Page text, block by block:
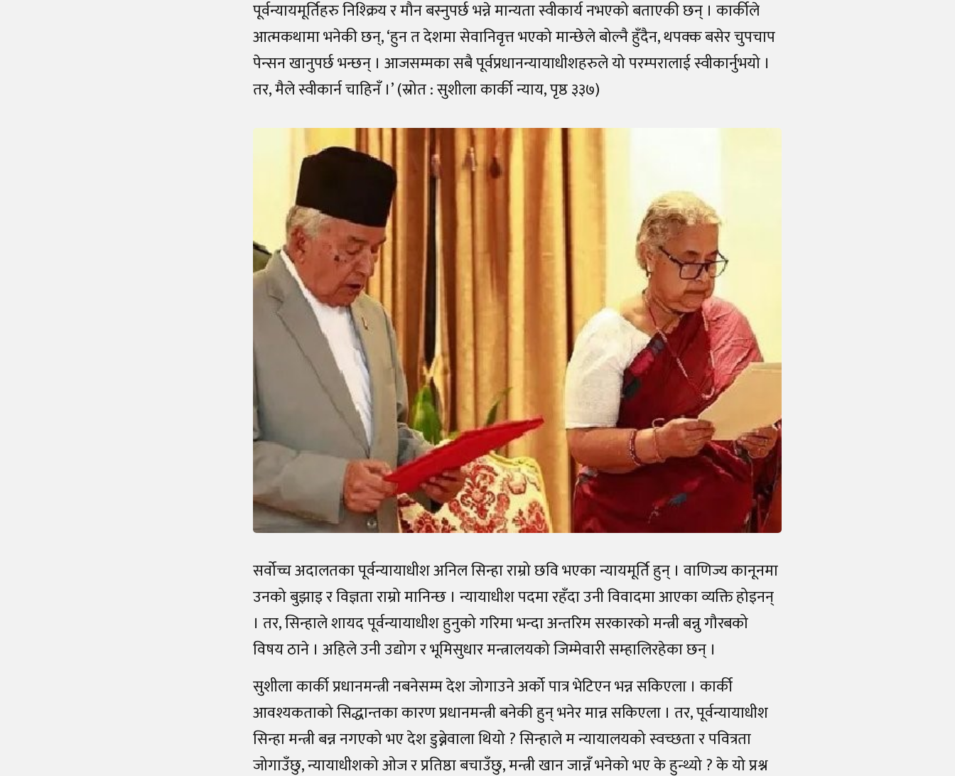
पूर्वन्यायमूर्तिहरु निश्क्रिय र मौन बस्नुपर्छ भन्ने मान्यता स्वीकार्य नभएको बताएकी छन् । कार्कीले
आत्मकथामा भनेकी छन्, ‘हुन त देशमा सेवानिवृत्त भएको मान्छेले बोल्नै हुँदैन, थपक्क बसेर चुपचाप
पेन्सन खानुपर्छ भन्छन् । आजसम्मका सबै पूर्वप्रधानन्यायाधीशहरुले यो परम्परालाई स्वीकार्नुभयो ।
तर, मैले स्वीकार्न चाहिनँ ।’ (स्रोत : सुशीला कार्की न्याय, पृष्ठ ३३७)
सर्वोच्च अदालतका पूर्वन्यायाधीश अनिल सिन्हा राम्रो छवि भएका न्यायमूर्ति हुन् । वाणिज्य कानूनमा
उनको बुझाइ र विज्ञता राम्रो मानिन्छ । न्यायाधीश पदमा रहँदा उनी विवादमा आएका व्यक्ति होइनन्
। तर, सिन्हाले शायद पूर्वन्यायाधीश हुनुको गरिमा भन्दा अन्तरिम सरकारको मन्त्री बन्नु गौरबको
विषय ठाने । अहिले उनी उद्योग र भूमिसुधार मन्त्रालयको जिम्मेवारी सम्हालिरहेका छन् ।
सुशीला कार्की प्रधानमन्त्री नबनेसम्म देश जोगाउने अर्को पात्र भेटिएन भन्न सकिएला । कार्की
आवश्यकताको सिद्धान्तका कारण प्रधानमन्त्री बनेकी हुन् भनेर मान्न सकिएला । तर, पूर्वन्यायाधीश
सिन्हा मन्त्री बन्न नगएको भए देश डुब्नेवाला थियो ? सिन्हाले म न्यायालयको स्वच्छता र पवित्रता
जोगाउँछु, न्यायाधीशको ओज र प्रतिष्ठा बचाउँछु, मन्त्री खान जान्नँ भनेको भए के हुन्थ्यो ? के यो प्रश्न